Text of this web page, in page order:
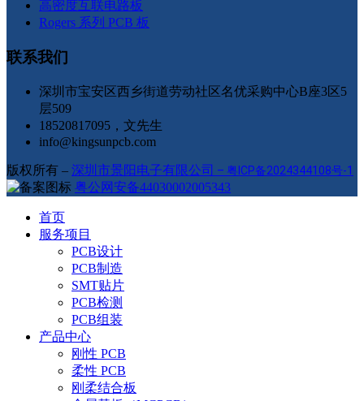
高密度互联电路板
Rogers 系列 PCB 板
联系我们
深圳市宝安区西乡街道劳动社区名优采购中心B座3区5
层509
18520817095，文先生
info@kingsunpcb.com
版权所有 – 深圳市景阳电子有限公司 – 粤ICP备2024344108号-1
粤公网安备44030002005343
首页
服务项目
PCB设计
PCB制造
SMT贴片
PCB检测
PCB组装
产品中心
刚性 PCB
柔性 PCB
刚柔结合板